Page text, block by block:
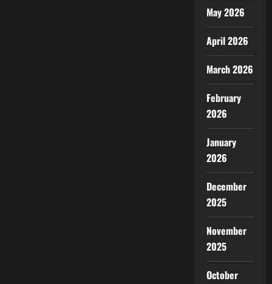
May 2026
April 2026
March 2026
February
2026
January
2026
December
2025
November
2025
October